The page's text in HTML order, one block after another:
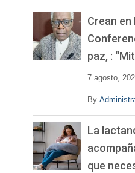
Crean en
paz, :
7 agosto,
By
La
que